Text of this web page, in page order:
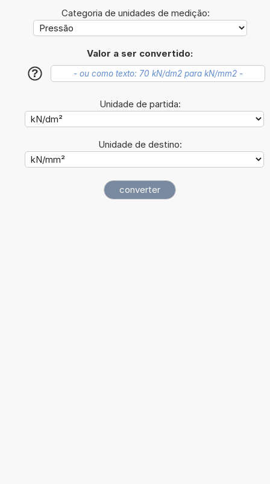
Categoria de unidades de medição:
Valor a ser convertido:
?
Unidade de partida:
Unidade de destino: